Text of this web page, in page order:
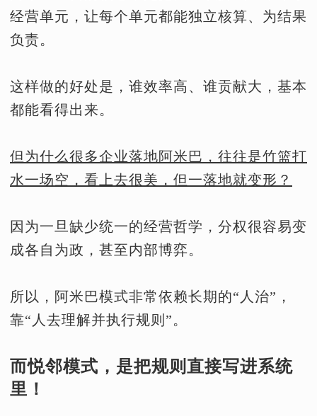
经营单元，让每个单元都能独立核算、为结果
负责。
这样做的好处是，谁效率高、谁贡献大，基本
都能看得出来。
但为什么很多企业落地阿米巴，往往是竹篮打
水一场空，看上去很美，但一落地就变形？
因为一旦缺少统一的经营哲学，分权很容易变
成各自为政，甚至内部博弈。
所以，阿米巴模式非常依赖长期的“人治”，
靠“人去理解并执行规则”。
而悦邻模式，是把规则直接写进系统
里！